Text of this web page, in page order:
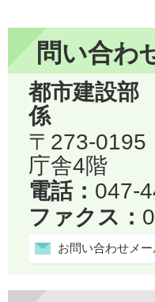
問い合わ
都市建設部
係
〒273-
庁舎4階
電話： 047-
ファクス：
お問い合わせメ